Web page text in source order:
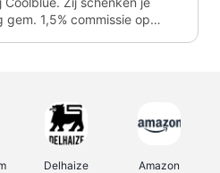
gem. 1,5% commissie op
Delhaize Amazon